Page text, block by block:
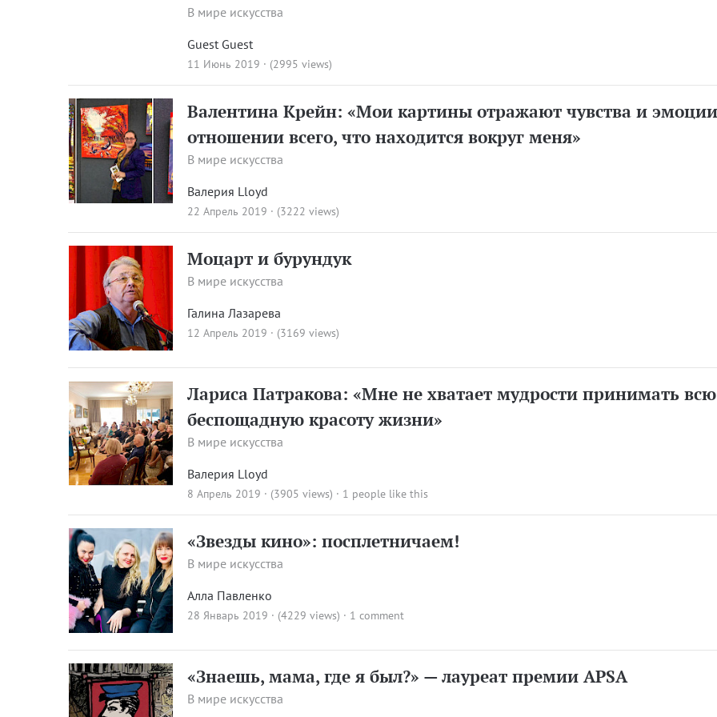
В мире искусства
Guest Guest
11 Июнь 2019 · (2995 views)
Валентина Крейн: «Мои картины отражают чувства и
отношении всего, что находится вокруг меня»
В мире искусства
Валерия Lloyd
22 Апрель 2019 · (3222 views)
Моцарт и бурундук
В мире искусства
Галина Лазарева
12 Апрель 2019 · (3169 views)
Лариса Патракова: «Мне не хватает мудрости принимать всю
беспощадную красоту жизни»
В мире искусства
Валерия Lloyd
8 Апрель 2019 · (3905 views) · 1 people like this
«Звезды кино»: посплетничаем!
В мире искусства
Алла Павленко
28 Январь 2019 · (4229 views) · 1 comment
«Знаешь, мама, где я был?» — лауреат премии APSA
В мире искусства